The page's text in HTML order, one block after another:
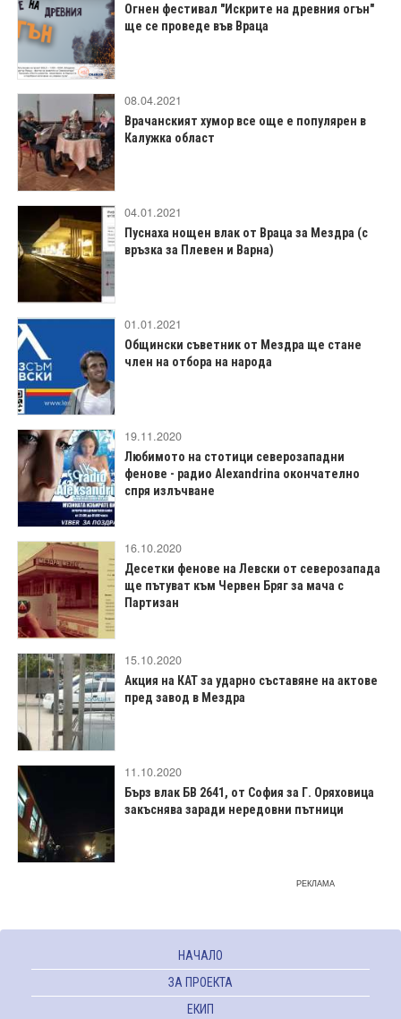
Огнен фестивал "Искрите на древния огън"
ще се проведе във Враца
08.04.2021
Врачанският хумор все още е популярен в
Калужка област
04.01.2021
Пуснаха нощен влак от Враца за Мездра (с
връзка за Плевен и Варна)
01.01.2021
Общински съветник от Мездра ще стане
член на отбора на народа
19.11.2020
Любимото на стотици северозападни
фенове - радио Alexandrina окончателно
спря излъчване
16.10.2020
Десетки фенове на Левски от северозапада
ще пътуват към Червен Бряг за мача с
Партизан
15.10.2020
Акция на КАТ за ударно съставяне на актове
пред завод в Мездра
11.10.2020
Бърз влак БВ 2641, от София за Г. Оряховица
закъснява заради нередовни пътници
РЕКЛАМА
НАЧАЛО
ЗА ПРОЕКТА
ЕКИП